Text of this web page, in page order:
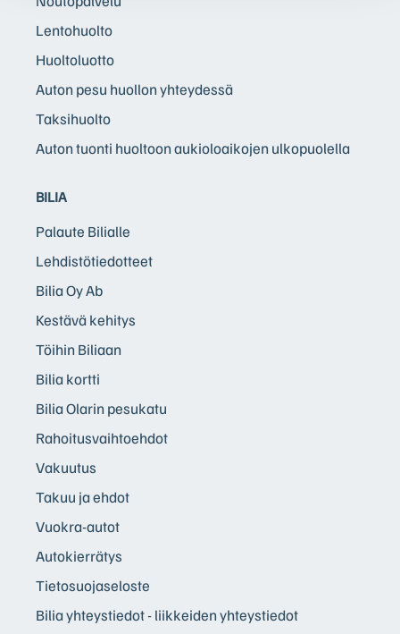
Lentohuolto
Huoltoluotto
Auton pesu huollon yhteydessä
Taksihuolto
Auton tuonti huoltoon aukioloaikojen ulkopuolella
BILIA
Palaute Bilialle
Lehdistötiedotteet
Bilia Oy Ab
Kestävä kehitys
Töihin Biliaan
Bilia kortti
Bilia Olarin pesukatu
Rahoitusvaihtoehdot
Vakuutus
Takuu ja ehdot
Vuokra-autot
Autokierrätys
Tietosuojaseloste
Bilia yhteystiedot - liikkeiden yhteystiedot